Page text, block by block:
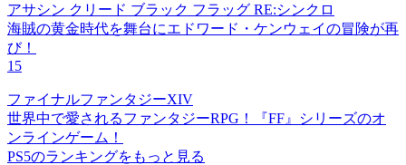
アサシン クリード ブラック フラッグ RE:シンクロ
海賊の黄金時代を舞台にエドワード・ケンウェイの冒険が再
び！
15
ファイナルファンタジーXIV
世界中で愛されるファンタジーRPG！『FF』シリーズのオ
ンラインゲーム！
PS5のランキングをもっと見る